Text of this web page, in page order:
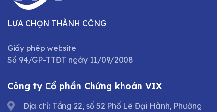
LỰA CHỌN THÀNH CÔNG
Giấy phép website:
Số 94/GP-TTĐT ngày 11/09/2008
Công ty Cổ phần Chứng khoán VIX
Địa chỉ: Tầng 22, số 52 Phố Lê Đại Hành, Phường